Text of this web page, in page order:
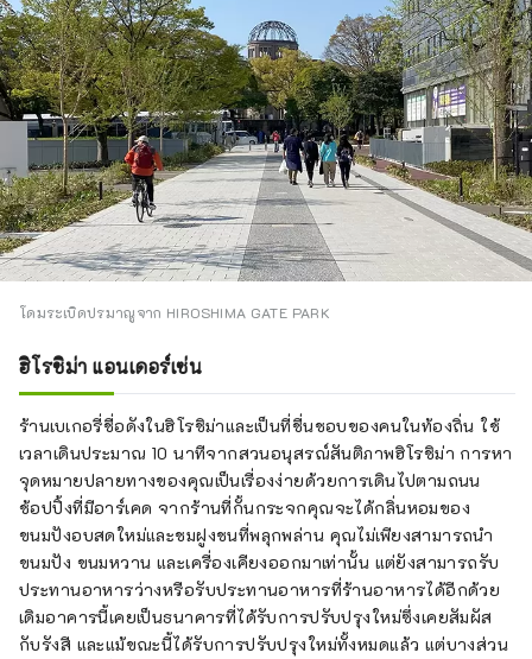
โดมระเบิดปรมาณูจาก HIROSHIMA GATE PARK
ฮิโรชิม่า แอนเดอร์เซ่น
ร้านเบเกอรี่ชื่อดังในฮิโรชิม่าและเป็นที่ชื่นชอบของคนในท้องถิ่น ใช้
เวลาเดินประมาณ 10 นาทีจากสวนอนุสรณ์สันติภาพฮิโรชิม่า การหา
จุดหมายปลายทางของคุณเป็นเรื่องง่ายด้วยการเดินไปตามถนน
ช้อปปิ้งที่มีอาร์เคด จากร้านที่กั้นกระจกคุณจะได้กลิ่นหอมของ
ขนมปังอบสดใหม่และชมฝูงชนที่พลุกพล่าน คุณไม่เพียงสามารถนำ
ขนมปัง ขนมหวาน และเครื่องเคียงออกมาเท่านั้น แต่ยังสามารถรับ
ประทานอาหารว่างหรือรับประทานอาหารที่ร้านอาหารได้อีกด้วย
เดิมอาคารนี้เคยเป็นธนาคารที่ได้รับการปรับปรุงใหม่ซึ่งเคยสัมผัส
กับรังสี และแม้ขณะนี้ได้รับการปรับปรุงใหม่ทั้งหมดแล้ว แต่บางส่วน